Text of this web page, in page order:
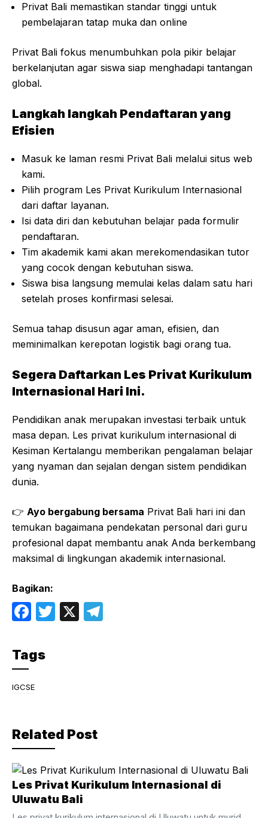
Privat Bali memastikan standar tinggi untuk
pembelajaran tatap muka dan online
Privat Bali fokus menumbuhkan pola pikir belajar
berkelanjutan agar siswa siap menghadapi tantangan
global.
Langkah langkah Pendaftaran yang
Efisien
Masuk ke laman resmi Privat Bali melalui situs web
kami.
Pilih program Les Privat Kurikulum Internasional
dari daftar layanan.
Isi data diri dan kebutuhan belajar pada formulir
pendaftaran.
Tim akademik kami akan merekomendasikan tutor
yang cocok dengan kebutuhan siswa.
Siswa bisa langsung memulai kelas dalam satu hari
setelah proses konfirmasi selesai.
Semua tahap disusun agar aman, efisien, dan
meminimalkan kerepotan logistik bagi orang tua.
Segera Daftarkan Les Privat Kurikulum
Internasional Hari Ini.
Pendidikan anak merupakan investasi terbaik untuk
masa depan. Les privat kurikulum internasional di
Kesiman Kertalangu memberikan pengalaman belajar
yang nyaman dan sejalan dengan sistem pendidikan
dunia.
👉 Ayo bergabung bersama Privat Bali hari ini dan
temukan bagaimana pendekatan personal dari guru
profesional dapat membantu anak Anda berkembang
maksimal di lingkungan akademik internasional.
Bagikan:
F
c
e
b
o
k
T
X
Tags
IGCSE
Related Post
Les Privat Kurikulum Internasional di
Uluwatu Bali